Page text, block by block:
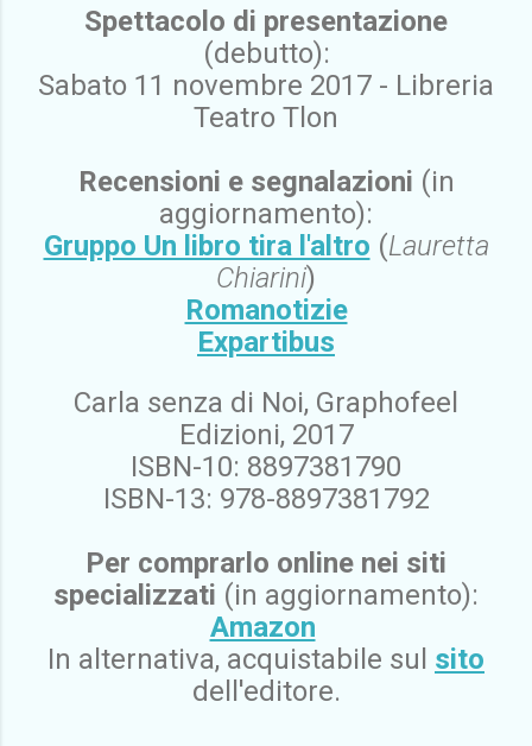
Spettacolo di presentazione
(debutto):
Sabato 11 novembre 2017 - Libreria
Teatro Tlon
Recensioni e segnalazioni (in
aggiornamento):
Gruppo Un libro tira l'altro (Lauretta
Chiarini)
Romanotizie
Expartibus
Carla senza di Noi, Graphofeel
Edizioni, 2017
ISBN-10: 8897381790
ISBN-13: 978-8897381792
Per comprarlo online nei siti
specializzati (in aggiornamento):
Amazon
In alternativa, acquistabile sul sito
dell'editore.